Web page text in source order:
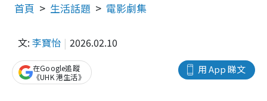
首頁 生活話題 電影劇集
文: 李寶怡 2026.02.10
用 App 睇文
在Google追蹤
《UHK 港生活》